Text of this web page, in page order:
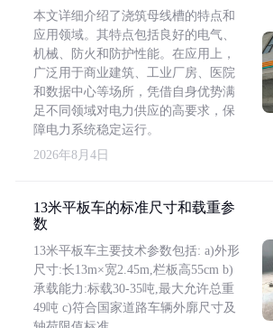
本文详细介绍了浇筑母线槽的特点和
应用领域。其特点包括良好的电气、
机械、防火和防护性能。在应用上，
广泛用于商业建筑、工业厂房、医院
和数据中心等场所，凭借自身优势满
足不同领域对电力供应的高要求，保
障电力系统稳定运行。
2026年8月4日
13米平板车的标准尺寸和载重参
数
13米平板车主要技术参数包括: a)外形
尺寸:长13m×宽2.45m,栏板高55cm b)
承载能力:标载30-35吨,最大允许总重
49吨 c)符合国家道路车辆外廓尺寸及